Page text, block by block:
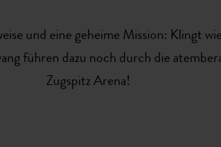
und eine geheime Mission: Klingt
führen dazu noch durch die
Zugspitz Arena!